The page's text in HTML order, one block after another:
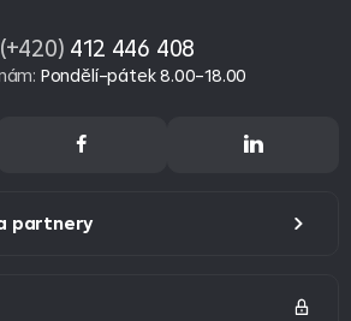
(+420) 412 446 408
: Pondělí–pátek 8.00–18.00
partnery